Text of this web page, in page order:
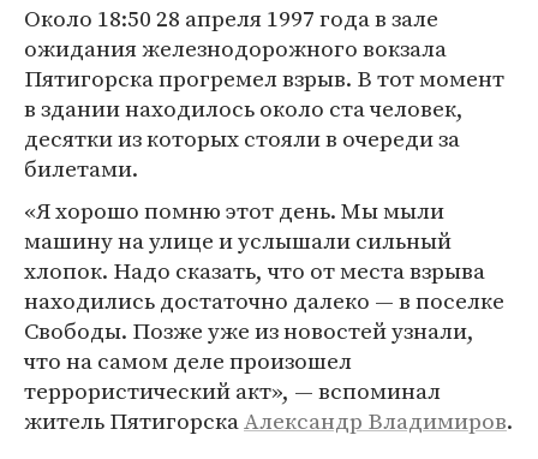
Около 18:50 28 апреля 1997 года в зале
ожидания железнодорожного вокзала
Пятигорска прогремел взрыв. В тот момент
в здании находилось около ста человек,
десятки из которых стояли в очереди за
билетами.
«Я хорошо помню этот день. Мы мыли
машину на улице и услышали сильный
хлопок. Надо сказать, что от места взрыва
находились достаточно далеко — в поселке
Свободы. Позже уже из новостей узнали,
что на самом деле произошел
террористический акт», — вспоминал
житель ПятигорскаАлександр Владимиров.